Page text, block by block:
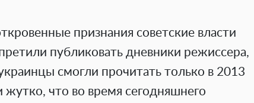
признания советские власти
публиковать дневники режиссера,
смогли прочитать только в 2013
жутко, что во время сегодняшнего